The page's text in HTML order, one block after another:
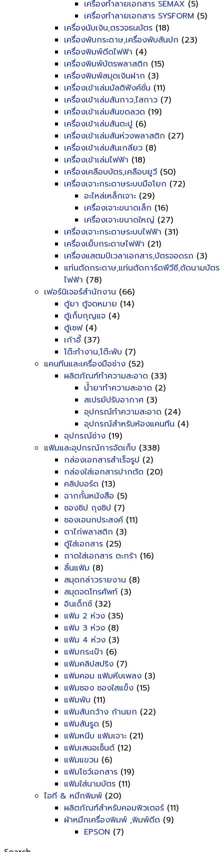
เครื่องทำลายเอกสาร SEMAX (5)
เครื่องทำลายเอกสาร SYSFORM (5)
เครื่องนับเงิน,ตรวจธนบัตร (18)
เครื่องพับกระดาษ,เครื่องพับสันปก (23)
เครื่องพิมพ์ดีดไฟฟ้า (4)
เครื่องพิมพ์บัตรพลาสติก (15)
เครื่องพิมพ์สมุดเงินฝาก (3)
เครื่องเข้าเล่มมัลติฟังค์ชั่น (11)
เครื่องเข้าเล่มสันกาว,ไสกาว (7)
เครื่องเข้าเล่มสันขดลวด (19)
เครื่องเข้าเล่มสันตะปู (6)
เครื่องเข้าเล่มสันห่วงพลาสติก (27)
เครื่องเข้าเล่มสันเกลียว (8)
เครื่องเข้าเล่มไฟฟ้า (18)
เครื่องเคลือบบัตร,เคลือบยูวี (50)
เครื่องเจาะกระดาษระบบมือโยก (72)
อะไหล่เหล็กเจาะ (29)
เครื่องเจาะขนาดเล็ก (16)
เครื่องเจาะขนาดใหญ่ (27)
เครื่องเจาะกระดาษระบบไฟฟ้า (31)
เครื่องเย็บกระดาษไฟฟ้า (21)
เครื่องแสตมป์เวลาเอกสาร,บัตรจอดรถ (3)
แท่นตัดกระดาษ,แท่นตัดการ์ดพีวีซี,ตัดนามบัตร
ไฟฟ้า (78)
เฟอร์นิเจอร์สำนักงาน (66)
ตู้ยา ตู้จดหมาย (14)
ตู้เก็บกุญแจ (4)
ตู้เซฟ(4)
เก้าอี้ (37)
โต๊ะทำงาน,โต๊ะพับ (7)
แคนทีนและเครื่องมือช่าง (52)
ผลิตภัณฑ์ทำความสะอาด (33)
น้ำยาทำความสะอาด (2)
สเปรย์ปรับอากาศ (3)
อุปกรณ์ทำความสะอาด (24)
อุปกรณ์สำหรับห้องแคนทีน (4)
อุปกรณ์ช่าง (19)
แฟ้มและอุปกรณ์การจัดเก็บ (338)
กล่องเอกสารสำเร็จรูป (2)
กล่องใส่เอกสารปากตัด (20)
คลิปบอร์ด (13)
ฉากกั้นหนังสือ (5)
ซองซิป ถุงซิป (7)
ซองเอนกประสงค์ (11)
ตาไก่พลาสติก (3)
ตู้ใส่เอกสาร (25)
ถาดใส่เอกสาร ตะกร้า (16)
ลิ้นแฟ้ม (8)
สมุดกล่าวรายงาน (8)
สมุดจดโทรศัพท์ (3)
อินเด็กซ์ (32)
แฟ้ม 2 ห่วง (35)
แฟ้ม 3 ห่วง (8)
แฟ้ม 4 ห่วง (3)
แฟ้มกระเป๋า (6)
แฟ้มคลิปสปริง (7)
แฟ้มคอม แฟ้มหีบเพลง (3)
แฟ้มซอง ซองใสแข็ง (15)
แฟ้มพับ (11)
แฟ้มสันกว้าง ก้านยก (22)
แฟ้มสันรูด (5)
แฟ้มหนีบ แฟ้มเจาะ (21)
แฟ้มเสนอเซ็นต์ (12)
แฟ้มแขวน (6)
แฟ้มโชว์เอกสาร (19)
แฟ้มใส่นามบัตร (11)
ไอที & หมึกพิมพ์ (20)
ผลิตภัณฑ์สำหรับคอมพิวเตอร์ (11)
ผ้าหมึกเครื่องพิมพ์ ,พิมพ์ดีด (9)
EPSON (7)